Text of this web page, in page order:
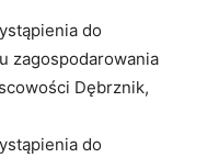
do
zagospodarowania
Dębrznik,
do